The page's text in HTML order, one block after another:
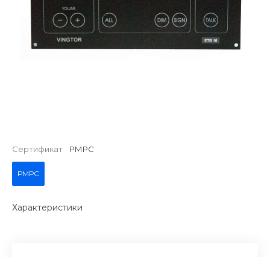
Сертификат РМРС
РМРС
Характеристики